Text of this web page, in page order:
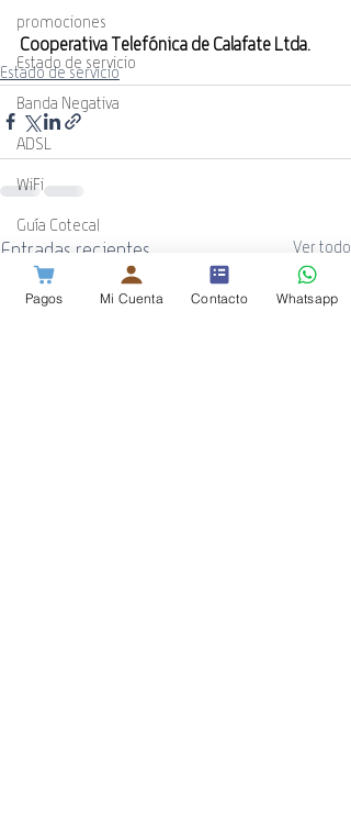
promociones
Estado de servicio
Banda Negativa
ADSL
WiFi
Guía Cotecal
Mundial de Rugby
ESPN
Cooperativa Telefónica de Calafate Ltda.
Estado de servicio
Entradas recientes Ver todo
Pagos Mi Cuenta Contacto Whatsapp